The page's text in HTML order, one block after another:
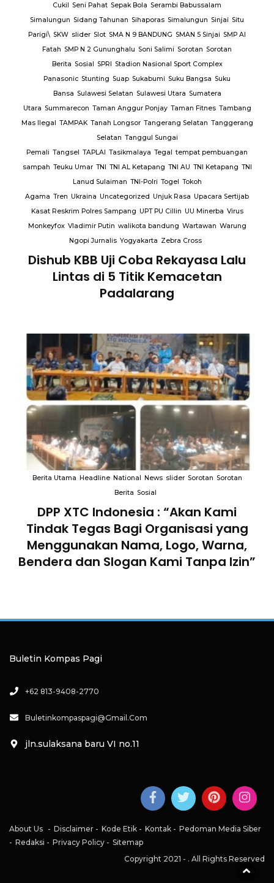
Cukil Seni Pahat Sepak Bola Serambi Babussalam
Simalungun Sidang Tahunan Sihaporas Simalungun Sinjai Situ
Parigi\ SKW slider Slot SMA N 9 BANDUNG SMAN 5 Sinjai SMP Al
Fatah SMP N 2 Gununghalu Soni Salimi Sorotan Sorotan
Berita Sosial SPRI Stadion Nasional Sport Complex
Panasonic Stunting Suap Sukabumi Suku Bangsa Suku
Bansa Sulawesi Selatan Sulawesi Utara Sumatera
Utara Summarecon Taman Anggur Ponjay Taman Fitnes Tambang
Mas Ilegal TAMPAK Tanah Longsor Tangerang Selatan Tanggerang
Selatan Tanggul Sungai
Pemali Tangsel TAPLAI Tasikmalaya Tegal tempat pembuangan
sampah Teuku Umar TNI TNI AL Ketapang TNI AU TNI Ketapang TNI
Lanud Sulaiman TNI-Polri Togel Tokoh
Agama Tren Ukraina Uncategorized Unjuk Rasa Upacara Sertijab
Kasat Reskrim Polres Sampang UPT PU Cillin UU Minerba Virus
Monkeyfox Vladimir Putin walikota bandung Wartawan Warung
Ngopi Jurnalis Yogyakarta Zebra Cross
Dishub KBB Uji Coba Rekayasa Lalu
Lintas di 5 Titik Kemacetan
Padalarang
Berita Utama Headline National News slider Sorotan Sorotan
Berita Sosial
DPP XTC Indonesia : “Akan Kami
Tindak Tegas Bagi Organisasi yang
Menggunakan Nama, Logo, Warna,
Bendera dan Slogan Kami Tanpa Izin”
Buletin Kompas Pagi
+62 813-9408-2770
Buletinkompaspagi@gmail.com
jln.sulaksana baru VI no.11
About Us Disclaimer Kode Etik Kontak
Pedoman Media Siber
Redaksi
Privacy Policy
Sitemap
Copyright 2021 - . All Rights Reserved